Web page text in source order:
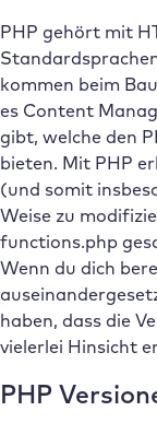
PHP gehört mit
kommen beim
es Content
gibt, welche den
bieten. Mit PHP
(und somit
Weise zu
functions.php
Wenn du dich
haben, dass die
vielerlei Hinsicht
PHP